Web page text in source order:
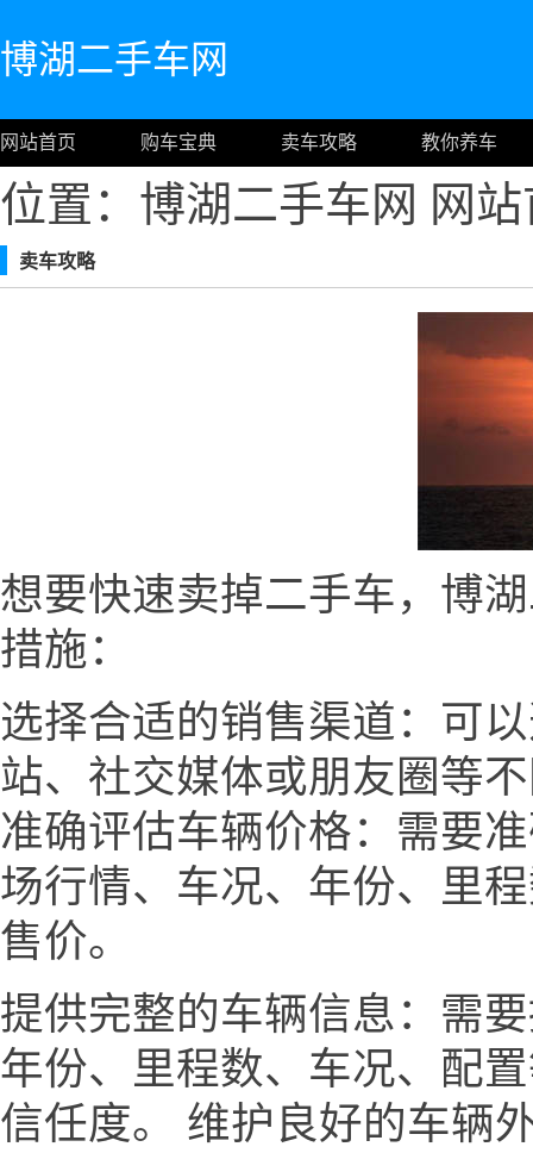
博湖二手车网
网站首页 购车宝典 卖车攻略 教你养车
位置：博湖二手车网 网
卖车攻略
想要快速卖掉二手车，博
措施：
选择合适的销售渠道：可
站、社交媒体或朋友圈等
准确评估车辆价格：需要
场行情、车况、年份、里
售价。
提供完整的车辆信息：需
年份、里程数、车况、配
信任度。 维护良好的车辆